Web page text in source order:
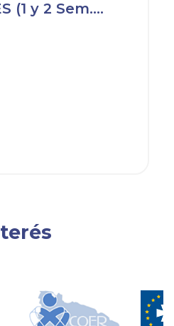
(1 y 2 Sem.